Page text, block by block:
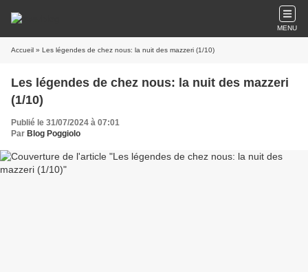
MENU
Accueil » Les légendes de chez nous: la nuit des mazzeri (1/10)
Les légendes de chez nous: la nuit des mazzeri
(1/10)
Publié le 31/07/2024 à 07:01
Par Blog Poggiolo